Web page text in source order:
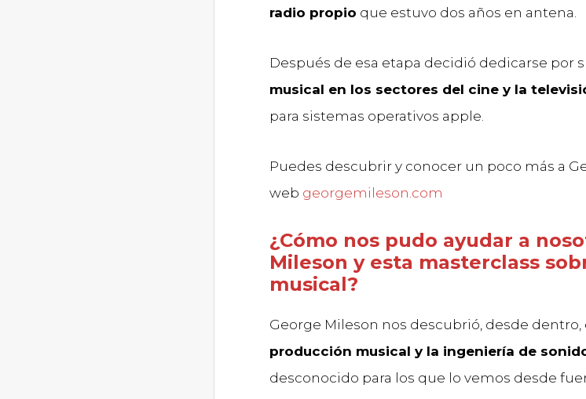
radio propio que estuvo dos años en antena.
Después de esa etapa decidió dedicarse por
musical en los sectores del cine y la
para sistemas operativos apple.
Puedes descubrir y conocer un poco más a
web georgemileson.com
¿Cómo nos pudo ayudar a
Mileson y esta masterclass
musical?
George Mileson nos descubrió, desde dentro,
producción musical y la ingeniería de
desconocido para los que lo vemos desde